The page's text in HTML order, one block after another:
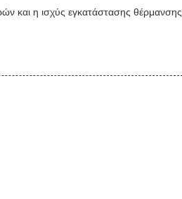
και η ισχύς εγκατάστασης θέρμανσης